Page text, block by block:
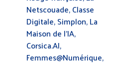
Netscouade, Classe
Digitale, Simplon, La
Maison de l’IA,
Corsica.AI,
Femmes@Numérique,